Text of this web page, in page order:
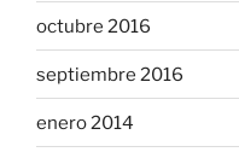
octubre 2016
septiembre 2016
enero 2014